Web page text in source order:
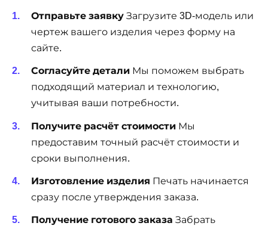
Отправьте заявку Загрузите 3D-модель или
чертеж вашего изделия через форму на
сайте.
Согласуйте детали Мы поможем выбрать
подходящий материал и технологию,
учитывая ваши потребности.
Получите расчёт стоимости Мы
предоставим точный расчёт стоимости и
сроки выполнения.
Изготовление изделия Печать начинается
сразу после утверждения заказа.
Получение готового заказа Забрать